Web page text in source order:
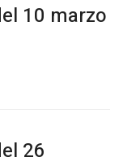
10 marzo
26